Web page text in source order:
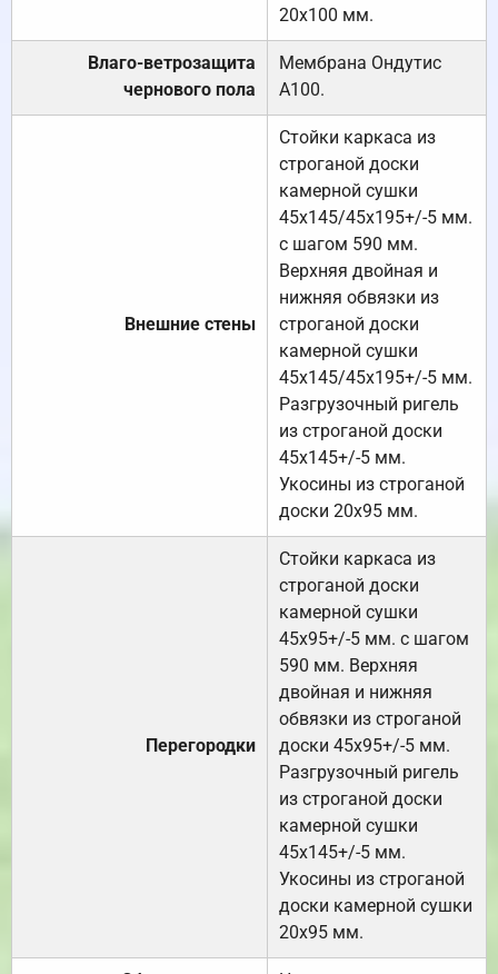
20х100 мм.
Влаго-ветрозащита
чернового пола
Мембрана Ондутис
А100.
Внешние стены
Стойки каркаса из
строганой доски
камерной сушки
45х145/45х195+/-5 мм.
с шагом 590 мм.
Верхняя двойная и
нижняя обвязки из
строганой доски
камерной сушки
45х145/45х195+/-5 мм.
Разгрузочный ригель
из строганой доски
45х145+/-5 мм.
Укосины из строганой
доски 20х95 мм.
Перегородки
Стойки каркаса из
строганой доски
камерной сушки
45х95+/-5 мм. с шагом
590 мм. Верхняя
двойная и нижняя
обвязки из строганой
доски 45х95+/-5 мм.
Разгрузочный ригель
из строганой доски
камерной сушки
45х145+/-5 мм.
Укосины из строганой
доски камерной сушки
20х95 мм.